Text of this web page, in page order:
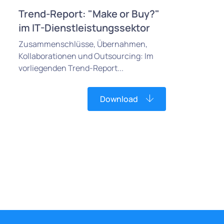
Trend-Report: "Make or Buy?"
im IT-Dienstleistungssektor
Zusammenschlüsse, Übernahmen,
Kollaborationen und Outsourcing: Im
vorliegenden Trend-Report...
Download